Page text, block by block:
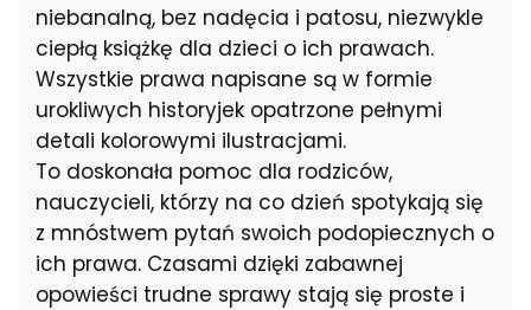
niebanalną, bez nadęcia i patosu, niezwykle
ciepłą książkę dla dzieci o ich prawach.
Wszystkie prawa napisane są w formie
urokliwych historyjek opatrzone pełnymi
detali kolorowymi ilustracjami.
To doskonała pomoc dla rodziców,
nauczycieli, którzy na co dzień spotykają się
z mnóstwem pytań swoich podopiecznych o
ich prawa. Czasami dzięki zabawnej
opowieści trudne sprawy stają się proste i